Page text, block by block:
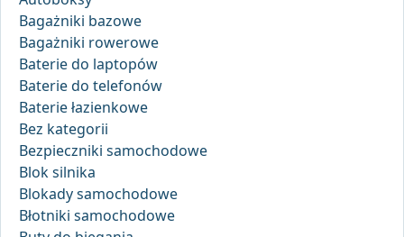
Bagażniki bazowe
Bagażniki rowerowe
Baterie do laptopów
Baterie do telefonów
Baterie łazienkowe
Bez kategorii
Bezpieczniki samochodowe
Blok silnika
Blokady samochodowe
Błotniki samochodowe